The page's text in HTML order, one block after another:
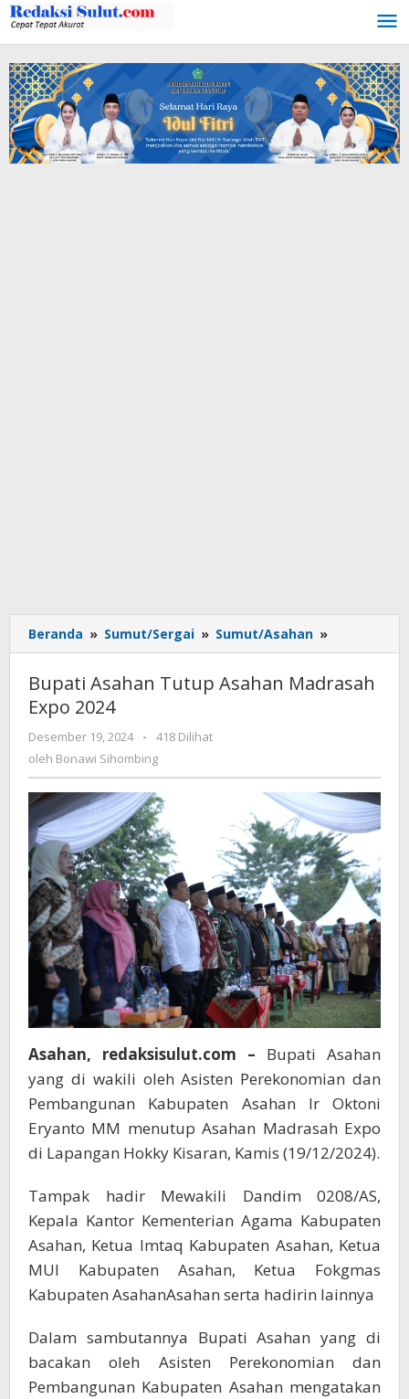
Lewati
ke
konten
Beranda » Sumut/Sergai » Sumut/Asahan »
Asahan
Tutup
Asahan
Bupati Asahan Tutup Asahan Madrasah
Expo 2024
Desember 19, 2024
oleh
Bonawi
Sihombing
-
418 Dilihat
oleh Bonawi Sihombing
Asahan, redaksisulut.com – Bupati Asahan
yang di wakili oleh Asisten Perekonomian dan
Pembangunan Kabupaten Asahan Ir Oktoni
Eryanto MM menutup Asahan Madrasah Expo
di Lapangan Hokky Kisaran, Kamis (19/12/2024).
Tampak hadir Mewakili Dandim 0208/AS,
Kepala Kantor Kementerian Agama Kabupaten
Asahan, Ketua Imtaq Kabupaten Asahan, Ketua
MUI Kabupaten Asahan, Ketua Fokgmas
Kabupaten AsahanAsahan serta hadirin lainnya
Dalam sambutannya Bupati Asahan yang di
bacakan oleh Asisten Perekonomian dan
Pembangunan Kabupaten Asahan mengatakan